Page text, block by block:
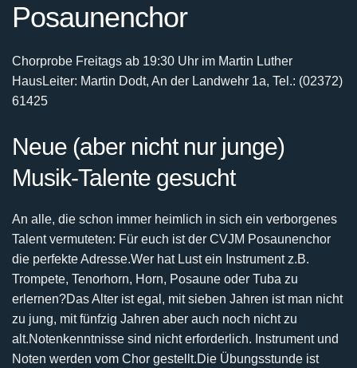
Posaunenchor
Chorprobe Freitags ab 19:30 Uhr im Martin Luther
HausLeiter: Martin Dodt, An der Landwehr 1a, Tel.: (02372)
61425
Neue (aber nicht nur junge)
Musik-Talente gesucht
An alle, die schon immer heimlich in sich ein verborgenes
Talent vermuteten: Für euch ist der CVJM Posaunenchor
die perfekte Adresse.Wer hat Lust ein Instrument z.B.
Trompete, Tenorhorn, Horn, Posaune oder Tuba zu
erlernen?Das Alter ist egal, mit sieben Jahren ist man nicht
zu jung, mit fünfzig Jahren aber auch noch nichtzu
alt.Notenkenntnisse sind nicht erforderlich. Instrument und
Noten werden vom Chor gestellt.Die Übungsstunde ist